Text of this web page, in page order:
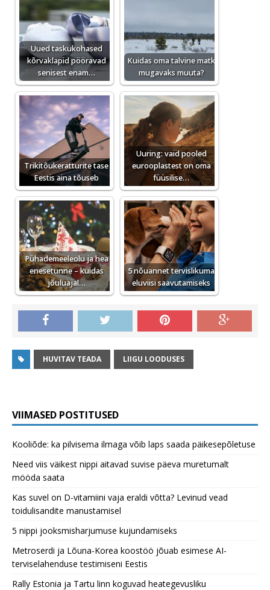
Uued taskukohased
kõrvaklapid pööravad
senisest enam…
Kuidas oma talvine matk
mugavaks muuta?
Trikitõukeratturite tase
Eestis aina tõuseb
Uuring: vaid pooled
eurooplastest on oma
füüsilise…
Pühademeeleolu ja hea
enesetunne – kuidas
jõuluajal…
5 nõuannet tervislikuma
eluviisi saavutamiseks
HUVITAV TEADA LIIGU LOODUSES
VIIMASED POSTITUSED
Kooliõde: ka pilvisema ilmaga võib laps saada päikesepõletuse
Need viis väikest nippi aitavad suvise päeva muretumalt
mööda saata
Kas suvel on D-vitamiini vaja eraldi võtta? Levinud vead
toidulisandite manustamisel
5 nippi jooksmisharjumuse kujundamiseks
Metroserdi ja Lõuna-Korea koostöö jõuab esimese AI-
terviselahenduse testimiseni Eestis
Rally Estonia ja Tartu linn koguvad heategevusliku